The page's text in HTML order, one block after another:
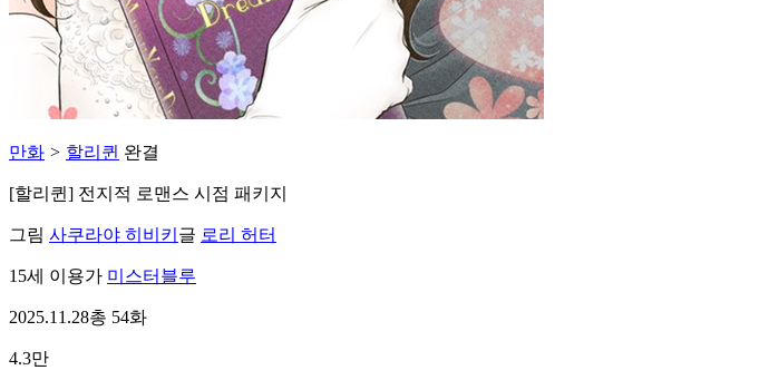
만화 > 할리퀸 완결
[할리퀸] 전지적 로맨스 시점 패키지
그림 사쿠라야 히비키 글 로리 허터
15세 이용가 미스터블루
2025.11.28총 54화
4.3만